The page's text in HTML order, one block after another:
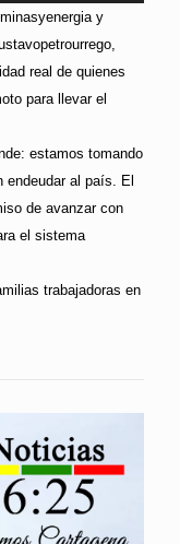
y
real de quienes
para llevar el
estamos tomando
al país. El
de avanzar con
el sistema
trabajadoras en